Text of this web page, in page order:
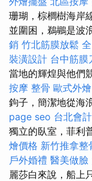
珊瑚，棕櫚樹海岸
並圍困，鵜鶘是波
銷 竹北筋膜放鬆
裝潢設計 台中筋膜
當地的輝煌與他們
按摩 整骨 歐式外燴
鉤子，簡潔地從海
page seo 台北會
獨立的臥室，菲利
燴價格 新竹推拿整
戶外婚禮 醫美做臉
麗莎白來說，船上